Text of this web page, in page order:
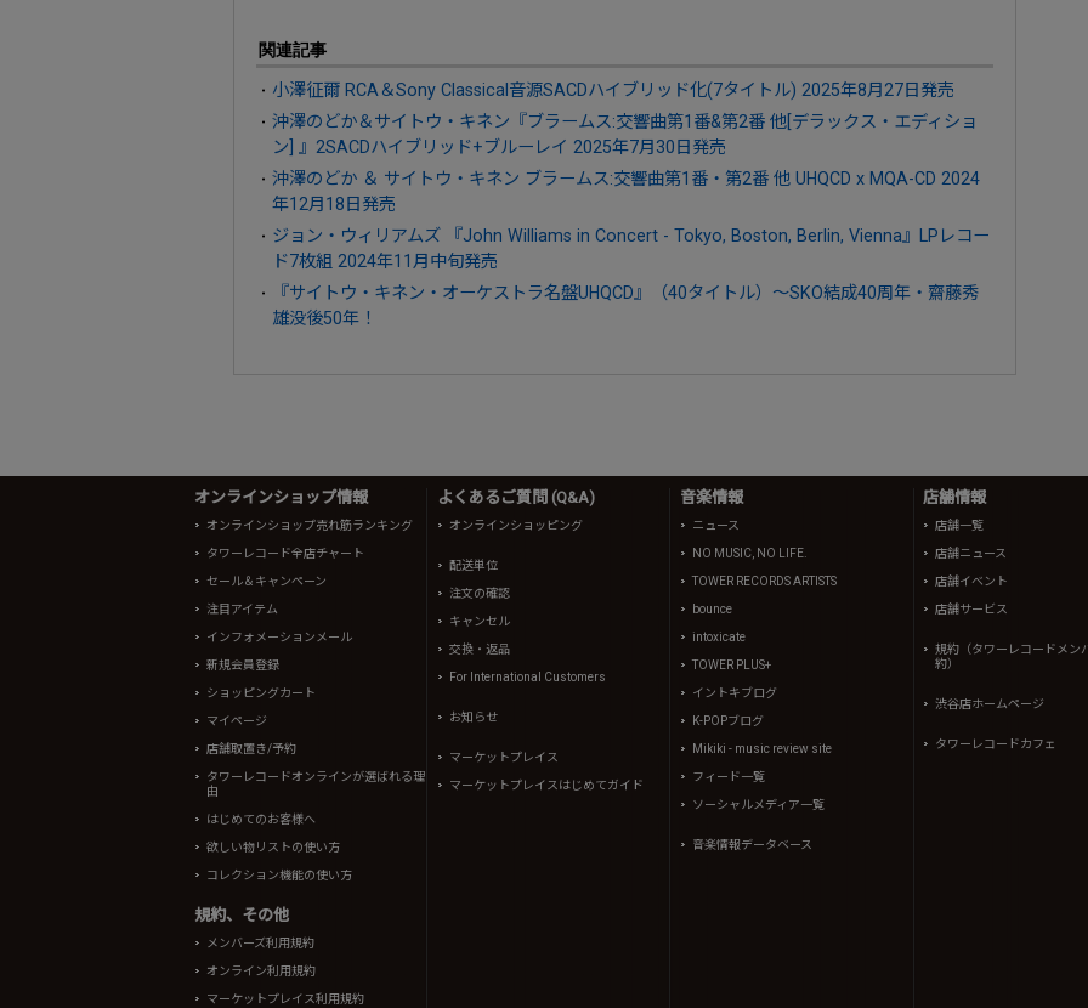
関連記事
小澤征爾 RCA＆Sony Classical音源SACDハイブリッド化(7タイトル) 2025年8月27日発売
沖澤のどか＆サイトウ・キネン『ブラームス:交響曲第1番&第2番 他[デラックス・エディショ
ン] 』2SACDハイブリッド+ブルーレイ 2025年7月30日発売
沖澤のどか ＆ サイトウ・キネン ブラームス:交響曲第1番・第2番 他 UHQCD x MQA-CD 2024
年12月18日発売
ジョン・ウィリアムズ 『John Williams in Concert - Tokyo, Boston, Berlin, Vienna』LPレコー
ド7枚組 2024年11月中旬発売
『サイトウ・キネン・オーケストラ名盤UHQCD』（40タイトル）～SKO結成40周年・齋藤秀
雄没後50年！
オンラインショップ情報
オンラインショップ売れ筋ランキング
タワーレコード全店チャート
セール＆キャンペーン
注目アイテム
インフォメーションメール
新規会員登録
ショッピングカート
マイページ
店舗取置き/予約
タワーレコードオンラインが選ばれる理
由
はじめてのお客様へ
欲しい物リストの使い方
コレクション機能の使い方
規約、その他
メンバーズ利用規約
オンライン利用規約
マーケットプレイス利用規約
よくあるご質問 (Q&A)
オンラインショッピング
配送単位
注文の確認
キャンセル
交換・返品
For International Customers
お知らせ
マーケットプレイス
マーケットプレイスはじめてガイド
音楽情報
ニュース
NO MUSIC, NO LIFE.
TOWER RECORDS ARTISTS
bounce
intoxicate
TOWER PLUS+
イントキブログ
K-POPブログ
Mikiki - music review site
フィード一覧
ソーシャルメディア一覧
音楽情報データベース
店舗情報
店舗一覧
店舗ニュース
店舗イベント
店舗サービス
規約（タワーレコードメン
約）
渋谷店ホームページ
タワーレコードカフェ